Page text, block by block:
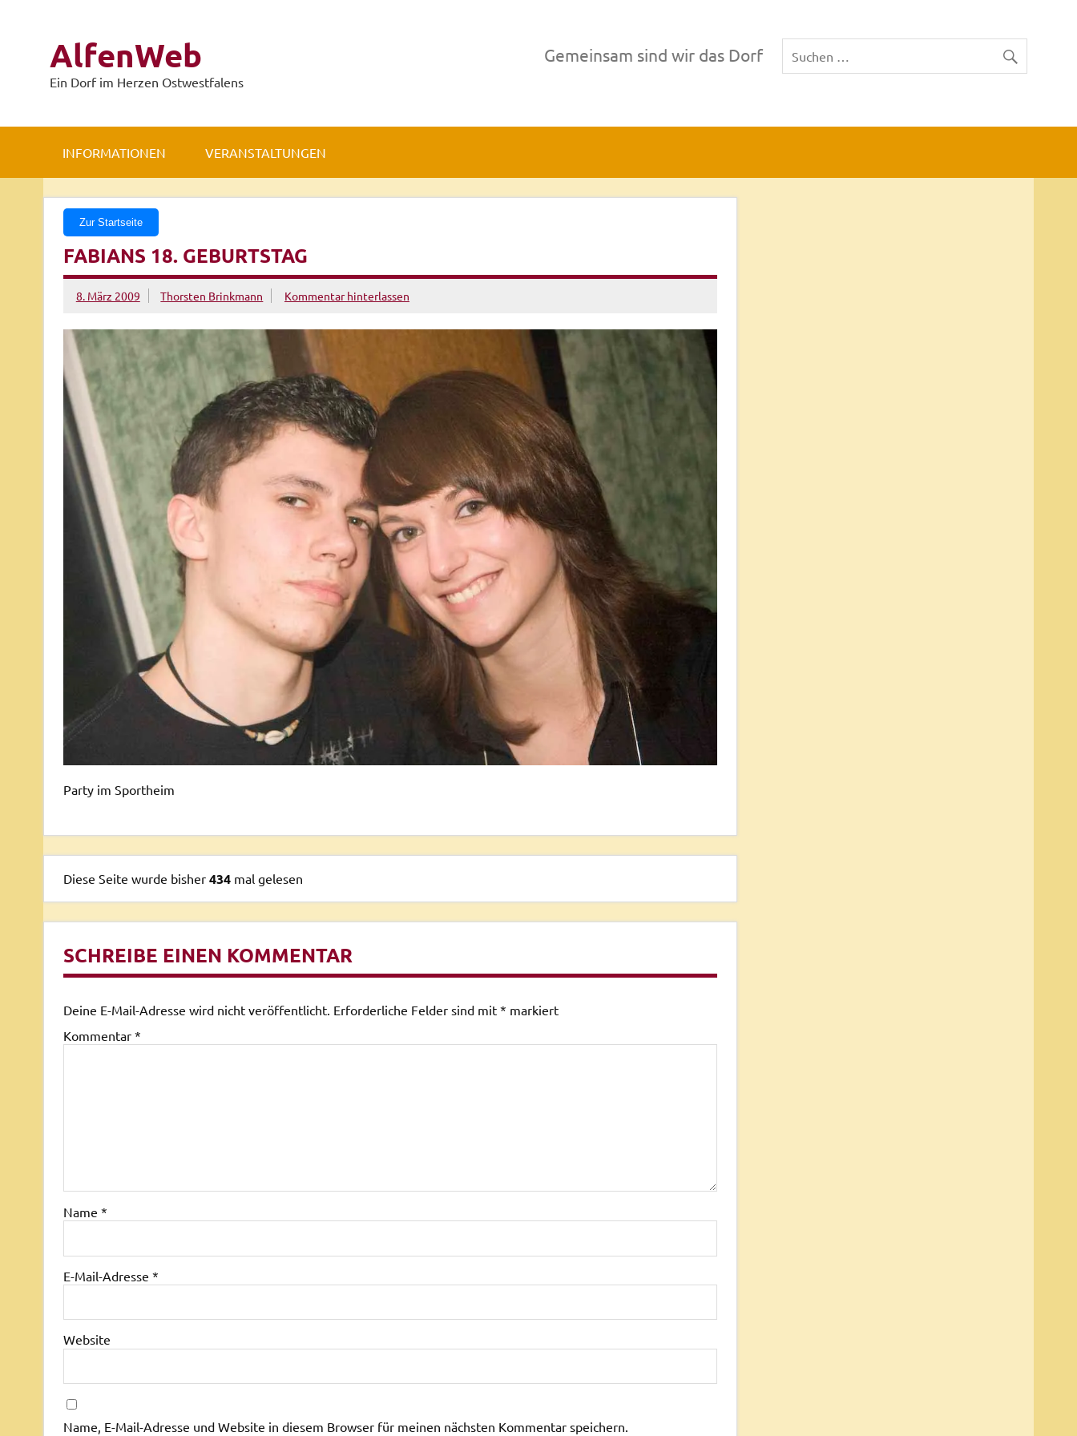
AlfenWeb
Ein Dorf im Herzen Ostwestfalens
Gemeinsam sind wir das Dorf
INFORMATIONEN VERANSTALTUNGEN
Zur Startseite
FABIANS 18. GEBURTSTAG
8. März 2009 Thorsten Brinkmann Kommentar hinterlassen
Party im Sportheim
Diese Seite wurde bisher434 mal gelesen
SCHREIBE EINEN KOMMENTAR
Deine E-Mail-Adresse wird nicht veröffentlicht. Erforderliche Felder sind mit * markiert
Kommentar *
Name *
E-Mail-Adresse *
Website
Name, E-Mail-Adresse und Website in diesem Browser für meinen nächsten Kommentar speichern.